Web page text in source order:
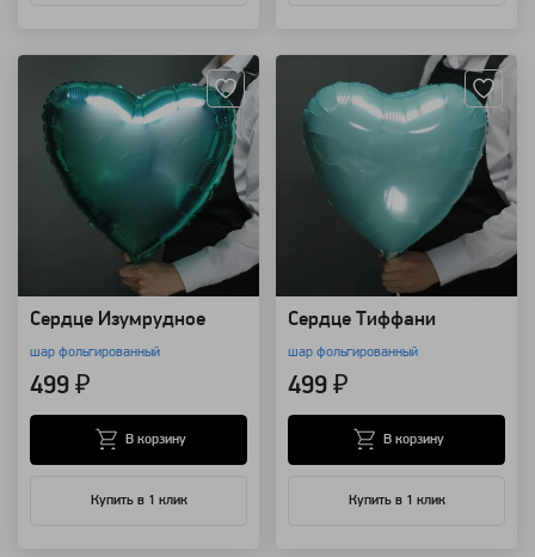
Сердце Изумрудное
шар фольгированный
499 ₽
Купить в 1 клик
В корзину
Сердце Тиффани
шар фольгированный
499 ₽
Купить в 1 клик
В корзину